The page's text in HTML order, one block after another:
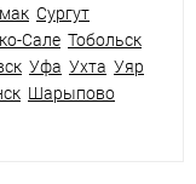
Сургут
Сале Тобольск
Уфа Ухта Уяр
Шарыпово